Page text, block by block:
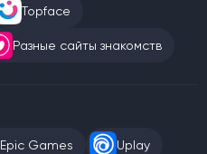
Topface
Разные сайты знакомств
Epic Games Uplay